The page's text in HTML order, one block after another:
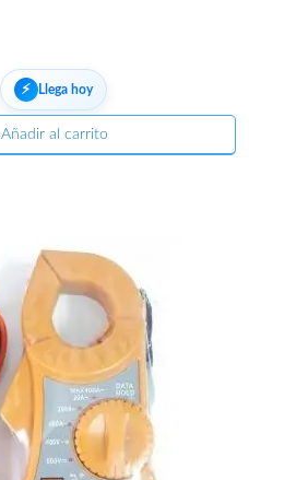
⚡︎ Llega hoy
Añadir al carrito